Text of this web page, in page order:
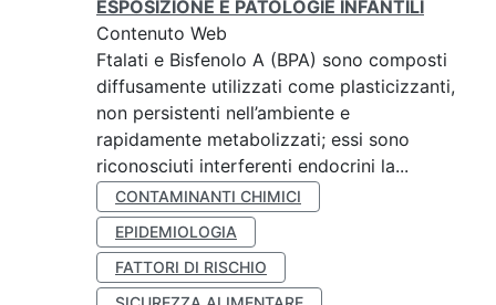
ESPOSIZIONE E PATOLOGIE INFANTILI
Contenuto Web
Ftalati e Bisfenolo A (BPA) sono composti
diffusamente utilizzati come plasticizzanti,
non persistenti nell’ambiente e
rapidamente metabolizzati; essi sono
riconosciuti interferenti endocrini la...
CONTAMINANTI CHIMICI
EPIDEMIOLOGIA
FATTORI DI RISCHIO